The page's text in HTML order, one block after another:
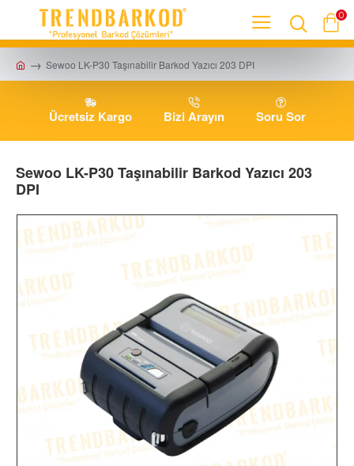
0
Sewoo LK-P30 Taşınabilir Barkod Yazıcı 203 DPI
Ücretsiz Kargo Bizi Arayın Soru Sor
Sewoo LK-P30 Taşınabilir Barkod Yazıcı 203
DPI